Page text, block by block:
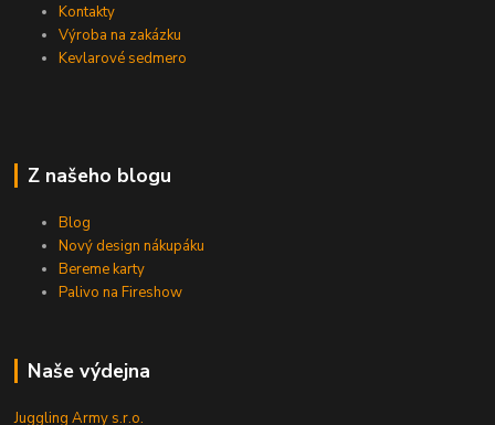
Kontakty
Výroba na zakázku
Kevlarové sedmero
Z našeho blogu
Blog
Nový design nákupáku
Bereme karty
Palivo na Fireshow
Naše výdejna
Juggling Army s.r.o.